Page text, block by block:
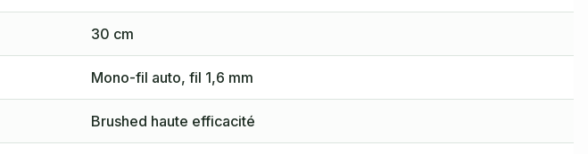
30 cm
Mono-fil auto, fil 1,6 mm
Brushed haute efficacité